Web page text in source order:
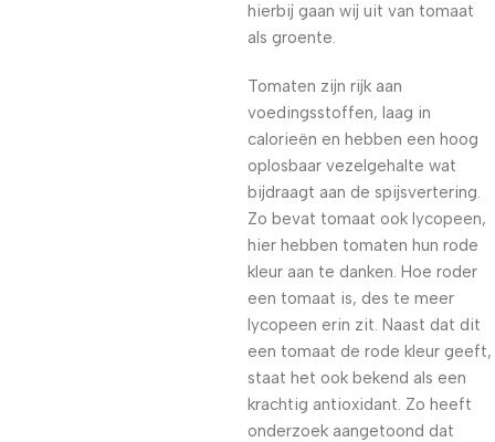
hierbij gaan wij uit van tomaat
als groente.
Tomaten zijn rijk aan
voedingsstoffen, laag in
calorieën en hebben een hoog
oplosbaar vezelgehalte wat
bijdraagt aan de spijsvertering.
Zo bevat tomaat ook lycopeen,
hier hebben tomaten hun rode
kleur aan te danken. Hoe roder
een tomaat is, des te meer
lycopeen erin zit. Naast dat dit
een tomaat de rode kleur geeft,
staat het ook bekend als een
krachtig antioxidant. Zo heeft
onderzoek aangetoond dat